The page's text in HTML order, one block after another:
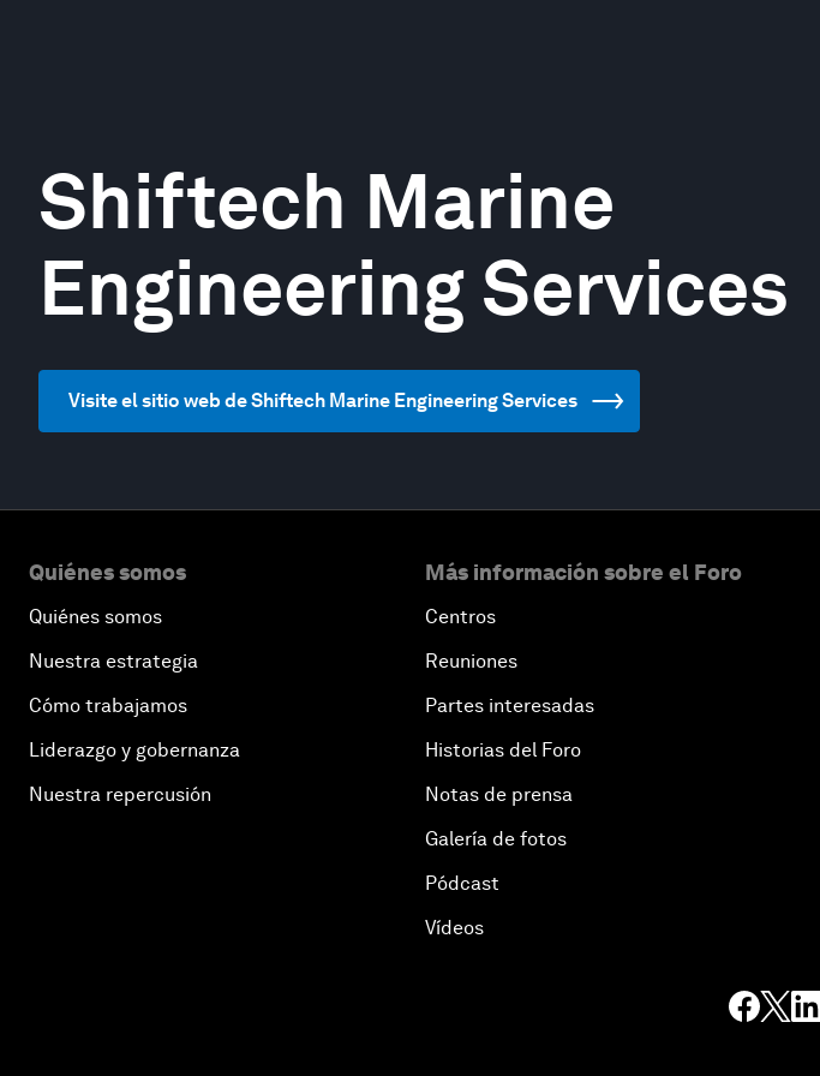
Shiftech Marine
Engineering Services
Visite el sitio web de Shiftech Marine Engineering Services
Quiénes somos
Quiénes somos
Nuestra estrategia
Cómo trabajamos
Liderazgo y gobernanza
Nuestra repercusión
Más información sobre el Foro
Centros
Reuniones
Partes interesadas
Historias del Foro
Notas de prensa
Galería de fotos
Pódcast
Vídeos